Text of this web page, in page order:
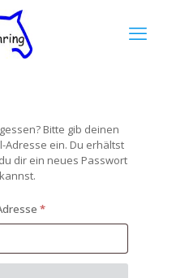
Bitte gib deinen
Adresse ein. Du erhältst
dir ein neues Passwort
*Erforderlich